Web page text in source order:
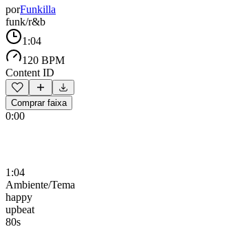
porFunkilla
funk/r&b
1:04
120 BPM
Content ID
Comprar faixa
0:00
1:04
Ambiente/Tema
happy
upbeat
80s